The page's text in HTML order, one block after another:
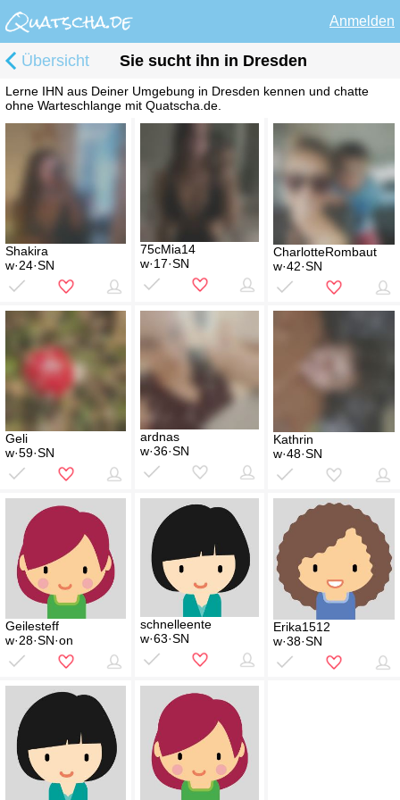
Anmelden
Übersicht Sie sucht ihn in Dresden
Lerne IHN aus Deiner Umgebung in Dresden kennen und chatte
ohne Warteschlange mit Quatscha.de.
Shakira
w·24·SN
75cMia14
w·17·SN
CharlotteRombaut
w·42·SN
Geli
w·59·SN
ardnas
w·36·SN
Kathrin
w·48·SN
Geilesteff
w·28·SN·on
schnelleente
w·63·SN
Erika1512
w·38·SN